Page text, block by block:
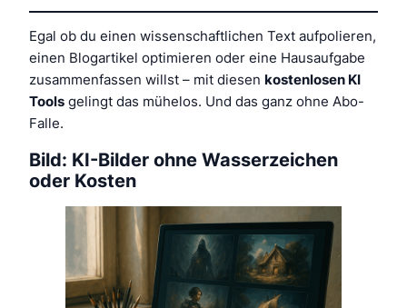
Egal ob du einen wissenschaftlichen Text aufpolieren,
einen Blogartikel optimieren oder eine Hausaufgabe
zusammenfassen willst – mit diesen kostenlosen KI
Tools gelingt das mühelos. Und das ganz ohne Abo-
Falle.
Bild: KI-Bilder ohne Wasserzeichen
oder Kosten